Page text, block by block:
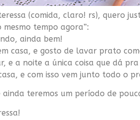
(comida, claro! rs), quero
tempo agora”:
ainda bem!
casa, e gosto de lavar prato
e a noite a única coisa que dá
e com isso vem junto todo o
ainda teremos um período de